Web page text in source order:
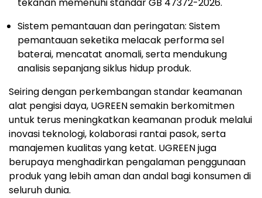
Sistem pemantauan dan peringatan: Sistem
pemantauan seketika melacak performa sel
baterai, mencatat anomali, serta mendukung
analisis sepanjang siklus hidup produk.
Seiring dengan perkembangan standar keamanan
alat pengisi daya, UGREEN semakin berkomitmen
untuk terus meningkatkan keamanan produk melalui
inovasi teknologi, kolaborasi rantai pasok, serta
manajemen kualitas yang ketat. UGREEN juga
berupaya menghadirkan pengalaman penggunaan
produk yang lebih aman dan andal bagi konsumen di
seluruh dunia.